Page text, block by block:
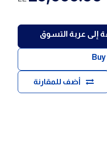
إلى عربة التسوق
أضف للمقارنة